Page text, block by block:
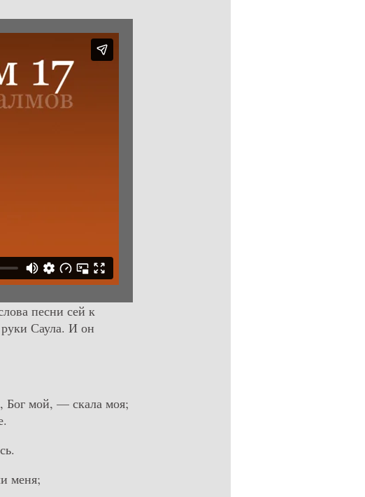
песни сей к
руки Саула. И он
Бог мой, — скала моя;
меня;